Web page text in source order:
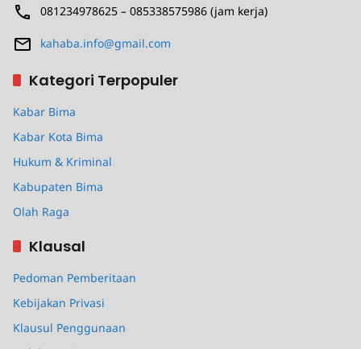
081234978625 – 085338575986 (jam kerja)
kahaba.info@gmail.com
Kategori Terpopuler
Kabar Bima
Kabar Kota Bima
Hukum & Kriminal
Kabupaten Bima
Olah Raga
Klausal
Pedoman Pemberitaan
Kebijakan Privasi
Klausul Penggunaan